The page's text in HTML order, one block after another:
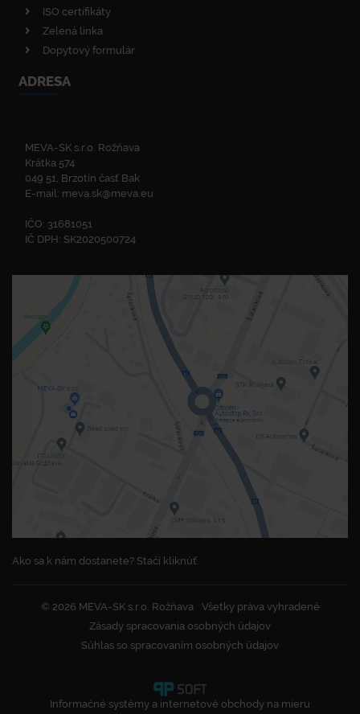
ISO certifikáty
Zelená linka
Dopytový formulár
ADRESA
MEVA-SK s.r.o. Rožňava
Krátka 574
049 51, Brzotín časť Bak
E-mail: meva.sk@meva.eu
IČO: 31681051
IČ DPH: SK2020500724
Ako sa k nám dostanete? Stačí kliknúť.
© 2026 MEVA-SK s.r.o. Rožňava
Všetky práva vyhradené
Zásady spracovania osobných údajov
Súhlas so spracovaním osobných údajov
Informačné systémy a internetové obchody na mieru